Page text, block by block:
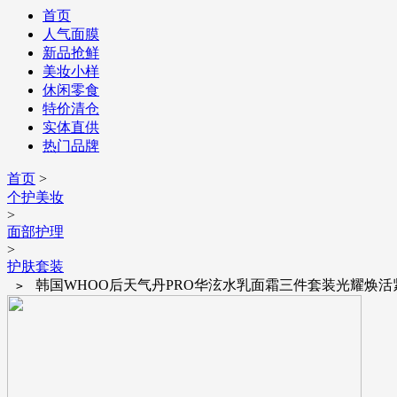
首页
人气面膜
新品抢鲜
美妆小样
休闲零食
特价清仓
实体直供
热门品牌
首页 >
个护美妆
>
面部护理
>
护肤套装
> 韩国WHOO后天气丹PRO华泫水乳面霜三件套装光耀焕